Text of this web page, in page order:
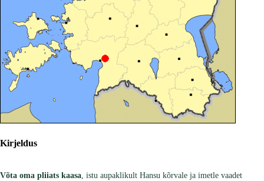
Kirjeldus
Võta oma pliiats kaasa, istu aupaklikult Hansu kõrvale ja imetle vaadet